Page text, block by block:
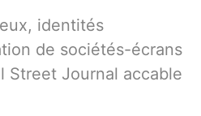
identités
de sociétés-écrans
Street Journal accable